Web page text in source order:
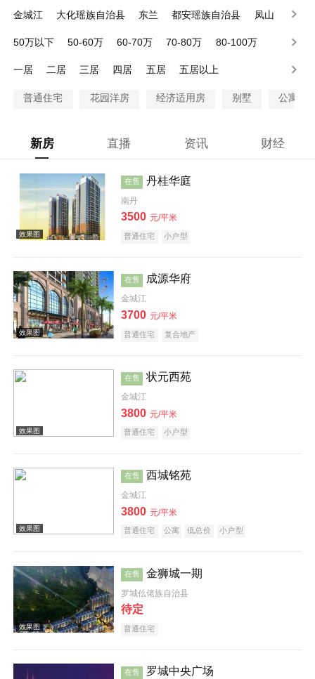
金城江 大化瑶族自治县 东兰 都安瑶族自治县
凤山
50万以下
50-60万 60-70万 70-80万
80-100万
一居
二居 三居 四居 五居 五居以上
普通住宅 花园洋房 经济适用房 别墅 公寓
新房 直播 资讯 财经
在售 丹桂华庭
南丹
3500 元/平米
普通住宅 小户型
在售 成源华府
金城江
3700 元/平米
普通住宅 复合地产
在售 状元西苑
金城江
3800 元/平米
普通住宅 小户型
在售 西城铭苑
金城江
3800 元/平米
普通住宅 公寓 低总价 小户型
在售 金狮城一期
罗城仫佬族自治县
待定
普通住宅
在售 罗城中央广场